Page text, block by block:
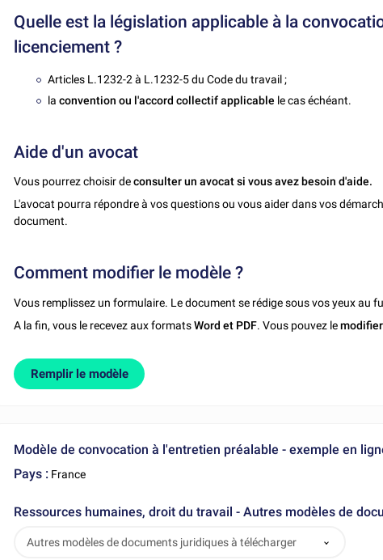
Quelle est la législation applicable à la
licenciement ?
Articles L.1232-2 à L.1232-5 du Code du travail ;
laconvention ou l'accord collectif applicable le cas échéant.
Aide d'un avocat
Vous pourrez choisir deconsulter un avocat si vous avez besoin d'aide.
L'avocat pourra répondre à vos questions ou vous aider dans vos
document.
Comment modifier le modèle ?
Vous remplissez un formulaire. Le document se rédige sous vos yeux au
A la fin, vous le recevez aux formatsWord et PDF. Vous pouvez lemodifier
Remplir le modèle
Modèle de convocation à l'entretien préalable - exemple en
Pays : France
Ressources humaines, droit du travail - Autres modèles de
Autres modèles de documents juridiques à télécharger